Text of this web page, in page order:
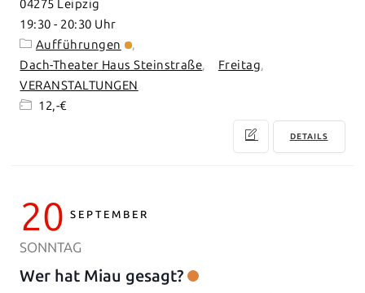
04275 Leipzig
19:30 - 20:30
Aufführungen
Dach-Theater Haus Steinstraße
Freitag
VERANSTALTUNGEN
12,-€
DETAILS
20 SEPTEMBER
SONNTAG
Wer hat Miau gesagt?